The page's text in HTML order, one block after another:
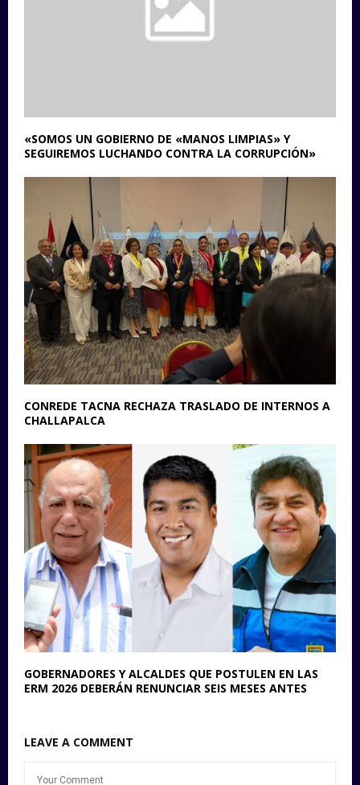
«SOMOS UN GOBIERNO DE «MANOS LIMPIAS» Y
SEGUIREMOS LUCHANDO CONTRA LA CORRUPCIÓN»
CONREDE TACNA RECHAZA TRASLADO DE INTERNOS A
CHALLAPALCA
GOBERNADORES Y ALCALDES QUE POSTULEN EN LAS
ERM 2026 DEBERÁN RENUNCIAR SEIS MESES ANTES
LEAVE A COMMENT